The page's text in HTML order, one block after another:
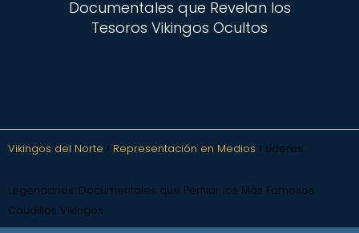
Documentales que Revelan los
Tesoros Vikingos Ocultos
Vikingos del Norte Representación en Medios Líderes
Legendarios: Documentales que Perfilar los Más Famosos
Caudillos Vikingos